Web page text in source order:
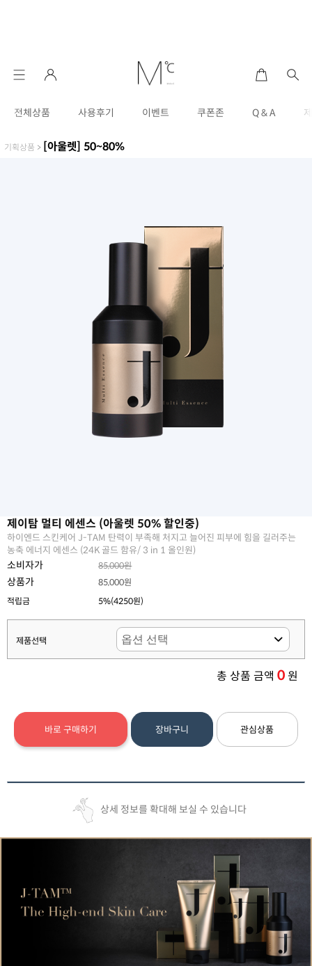
전체상품 사용후기 이벤트 쿠폰존 Q & A
기획상품 > [아울렛] 50~80%
제이탐 멀티 에센스 (아울렛 50% 할인중)
하이엔드 스킨케어 J-TAM 탄력이 부족해 처지고 늘어진 피부에 힘을 길러주는
농축 에너지 에센스 (24K 골드 함유/ 3 in 1 올인원)
소비자가 85,000원
상품가
85,000원
적립금
5%(4250원)
제품선택
총 상품 금액 0원
바로 구매하기 장바구니 관심상품
상세 정보를 확대해 보실 수 있습니다